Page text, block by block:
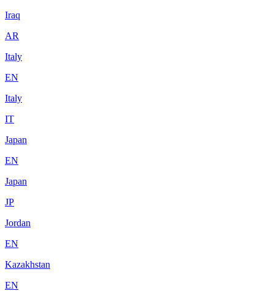
Iraq
AR
Italy
EN
Italy
IT
Japan
EN
Japan
JP
Jordan
EN
Kazakhstan
EN